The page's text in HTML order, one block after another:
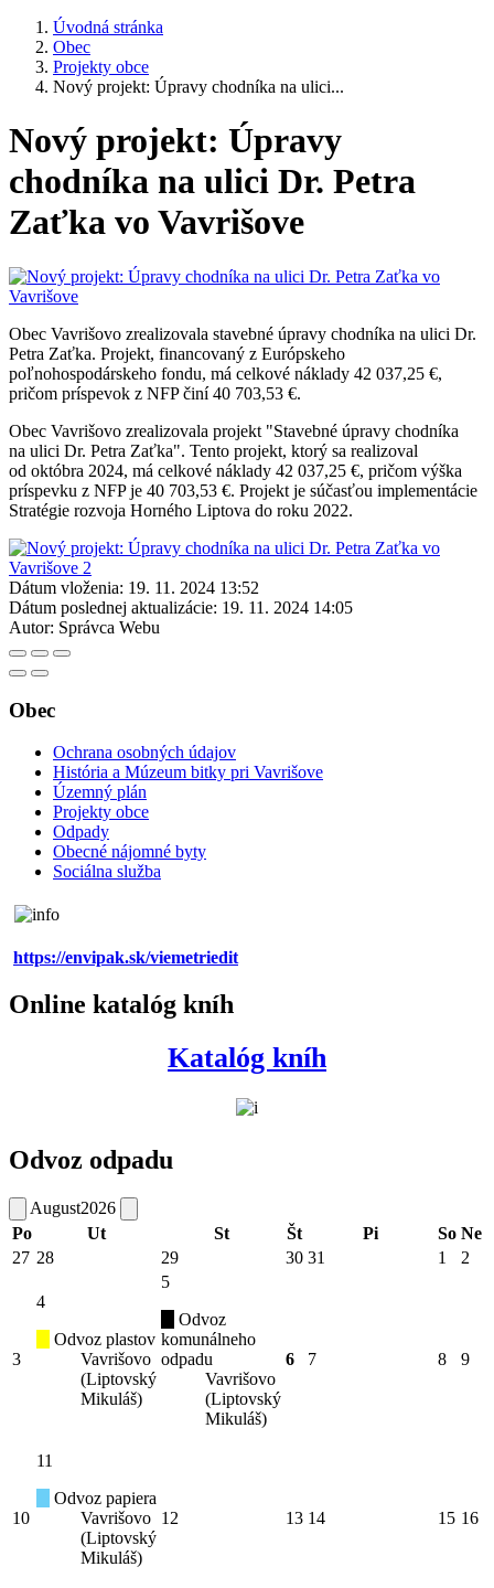
Úvodná stránka
Obec
Projekty obce
Nový projekt: Úpravy chodníka na ulici...
Nový projekt: Úpravy
chodníka na ulici Dr. Petra
Zaťka vo Vavrišove
Obec Vavrišovo zrealizovala stavebné úpravy chodníka na ulici Dr.
Petra Zaťka. Projekt, financovaný z Európskeho
poľnohospodárskeho fondu, má celkové náklady 42 037,25 €,
pričom príspevok z NFP činí 40 703,53 €.
Obec Vavrišovo zrealizovala projekt "Stavebné úpravy chodníka
na ulici Dr. Petra Zaťka". Tento projekt, ktorý sa realizoval
od októbra 2024, má celkové náklady 42 037,25 €, pričom výška
príspevku z NFP je 40 703,53 €. Projekt je súčasťou implementácie
Stratégie rozvoja Horného Liptova do roku 2022.
Dátum vloženia: 19. 11. 2024 13:52
Dátum poslednej aktualizácie: 19. 11. 2024 14:05
Autor: Správca Webu
Obec
Ochrana osobných údajov
História a Múzeum bitky pri Vavrišove
Územný plán
Projekty obce
Odpady
Obecné nájomné byty
Sociálna služba
https://envipak.sk/viemetriedit
Online katalóg kníh
Katalóg kníh
Odvoz odpadu
August2026
Po
Ut St Št Pi So Ne
27 28 29 30 31 1 2
3
4
Odvoz plastov
Vavrišovo
(Liptovský
Mikuláš)
5
Odvoz
komunálneho
odpadu
Vavrišovo
(Liptovský
Mikuláš)
6 7 8 9
10
11
Odvoz papiera
Vavrišovo
(Liptovský
Mikuláš)
12 13 14 15 16